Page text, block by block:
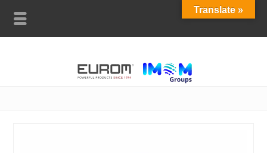
Translate »